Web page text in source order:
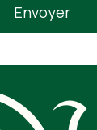
Envoyer